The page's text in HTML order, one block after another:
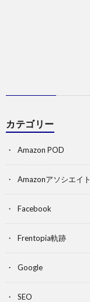
カテゴリー
Amazon POD
Amazonアソシエイト
Facebook
Frentopia軌跡
Google
SEO